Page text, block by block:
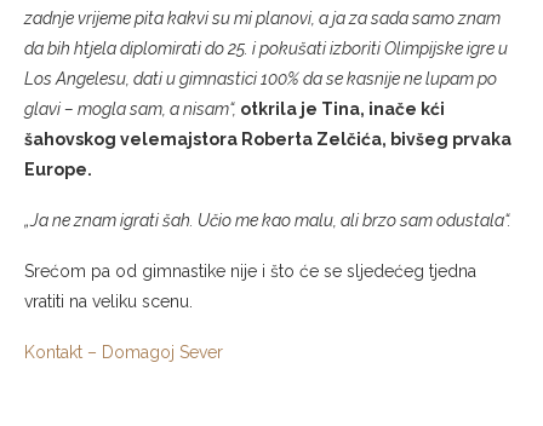
zadnje vrijeme pita kakvi su mi planovi, a ja za sada samo znam
da bih htjela diplomirati do 25. i pokušati izboriti Olimpijske igre u
Los Angelesu, dati u gimnastici 100% da se kasnije ne lupam po
glavi – mogla sam, a nisam“, otkrila je Tina, inače kći
šahovskog velemajstora Roberta Zelčića, bivšeg prvaka
Europe.
„Ja ne znam igrati šah. Učio me kao malu, ali brzo sam odustala“.
Srećom pa od gimnastike nije i što će se sljedećeg tjedna
vratiti na veliku scenu.
Kontakt – Domagoj Sever